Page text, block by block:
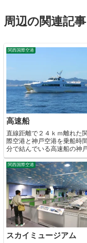
周辺の関連記事
関西国際空港
高速船
直線距離で２４ｋｍ離れた
際空港と神戸空港を乗船時
分で結んでいる高速船の神戸
空ベイ・シャトル。
関西国際空港
スカイミュージアム